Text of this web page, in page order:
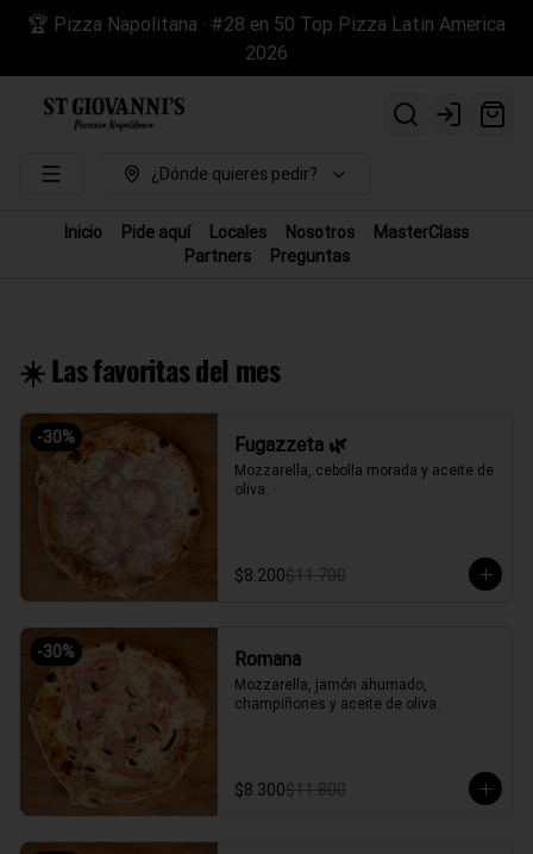
🏆 Pizza Napolitana · #28 en 50 Top Pizza Latin America
2026
Login
¿Dónde quieres pedir?
Inicio Pide aquí Locales Nosotros
MasterClass
Partners
Preguntas
☀️ Las favoritas del mes
-30% Fugazzeta 🌿
Mozzarella, cebolla morada y aceite de
oliva.
$8.200$11.700
-30% Romana
Mozzarella, jamón ahumado,
champiñones y aceite de oliva.
$8.300$11.800